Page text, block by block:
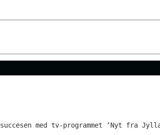
med tv-programmet ‘Nyt fra